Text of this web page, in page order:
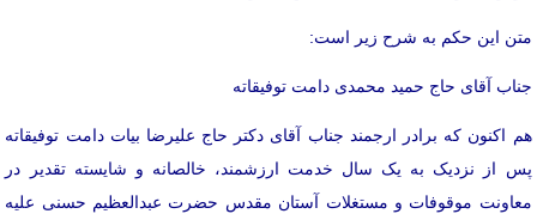
متن این حکم به شرح زیر است:
جناب آقای حاج حمید محمدی دامت توفیقاته
هم اکنون که برادر ارجمند جناب آقای دکتر حاج علیرضا بیات دامت توفیقاته
پس از نزدیک به یک سال خدمت ارزشمند، خالصانه و شایسته تقدیر در
معاونت موقوفات و مستغلات آستان مقدس حضرت عبدالعظیم حسنی علیه